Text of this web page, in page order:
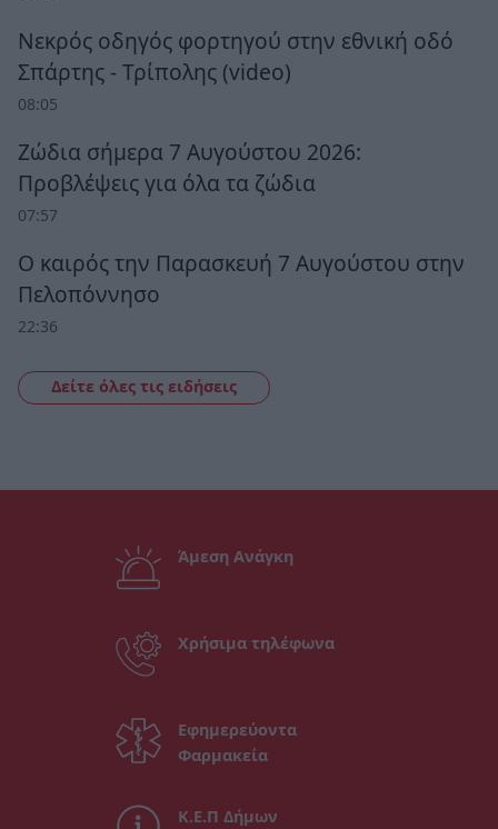
Νεκρός οδηγός φορτηγού στην εθνική οδό
Σπάρτης - Τρίπολης (video)
08:05
Ζώδια σήμερα 7 Αυγούστου 2026:
Προβλέψεις για όλα τα ζώδια
07:57
Ο καιρός την Παρασκευή 7 Αυγούστου στην
Πελοπόννησο
22:36
Δείτε όλες τις ειδήσεις
Άμεση Ανάγκη
Χρήσιμα τηλέφωνα
Εφημερεύοντα
Φαρμακεία
Κ.Ε.Π Δήμων